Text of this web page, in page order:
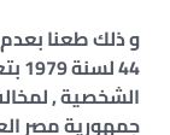
و ذلك طعنا